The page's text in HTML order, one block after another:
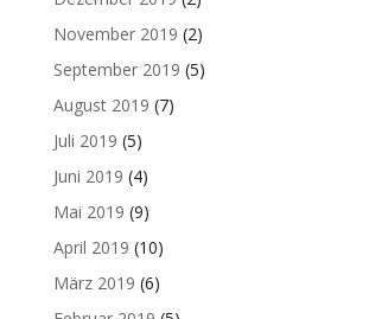
November 2019 (2)
September 2019 (5)
August 2019 (7)
Juli 2019 (5)
Juni 2019 (4)
Mai 2019 (9)
April 2019 (10)
März 2019 (6)